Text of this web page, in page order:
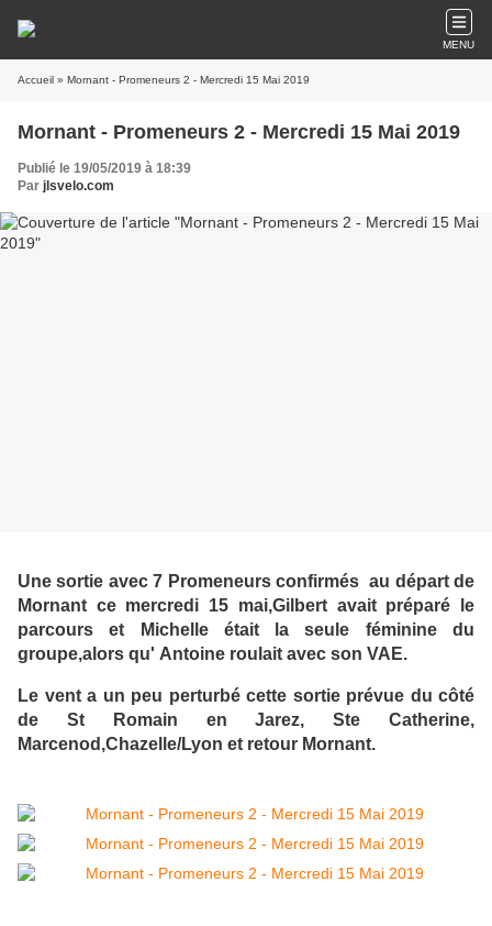
MENU
Accueil » Mornant - Promeneurs 2 - Mercredi 15 Mai 2019
Mornant - Promeneurs 2 - Mercredi 15 Mai 2019
Publié le 19/05/2019 à 18:39
Par jlsvelo.com
Une sortie avec 7 Promeneurs confirmés au départ de
Mornant ce mercredi 15 mai,Gilbert avait préparé le
parcours et Michelle était la seule féminine du
groupe,alors qu' Antoine roulait avec son VAE.
Le vent a un peu perturbé cette sortie prévue du côté
de St Romain en Jarez, Ste Catherine,
Marcenod,Chazelle/Lyon et retour Mornant.